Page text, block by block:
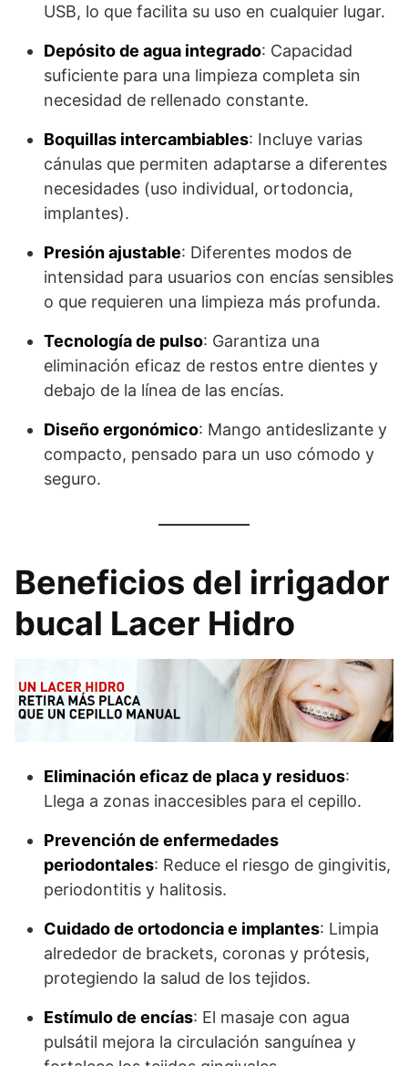
USB, lo que facilita su uso en cualquier lugar.
Depósito de agua integrado: Capacidad
suficiente para una limpieza completa sin
necesidad de rellenado constante.
Boquillas intercambiables: Incluye varias
cánulas que permiten adaptarse a diferentes
necesidades (uso individual, ortodoncia,
implantes).
Presión ajustable: Diferentes modos de
intensidad para usuarios con encías sensibles
o que requieren una limpieza más profunda.
Tecnología de pulso: Garantiza una
eliminación eficaz de restos entre dientes y
debajo de la línea de las encías.
Diseño ergonómico: Mango antideslizante y
compacto, pensado para un uso cómodo y
seguro.
Beneficios del irrigador
bucal Lacer Hidro
Eliminación eficaz de placa y residuos:
Llega a zonas inaccesibles para el cepillo.
Prevención de enfermedades
periodontales: Reduce el riesgo de gingivitis,
periodontitis y halitosis.
Cuidado de ortodoncia e implantes: Limpia
alrededor de brackets, coronas y prótesis,
protegiendo la salud de los tejidos.
Estímulo de encías: El masaje con agua
pulsátil mejora la circulación sanguínea y